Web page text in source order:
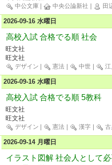
中公文庫 中央公論新社 田
2026-09-16 水曜日
高校入試 合格でる順 社会
旺文社
旺文社
デザイン 憲法 中世 江
2026-09-16 水曜日
高校入試 合格でる順 5教科
旺文社
旺文社
デザイン 憲法 漢字 古
2026-09-14 月曜日
イラスト図解 社会人として